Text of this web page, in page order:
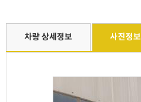
차량 상세정보 사진정보